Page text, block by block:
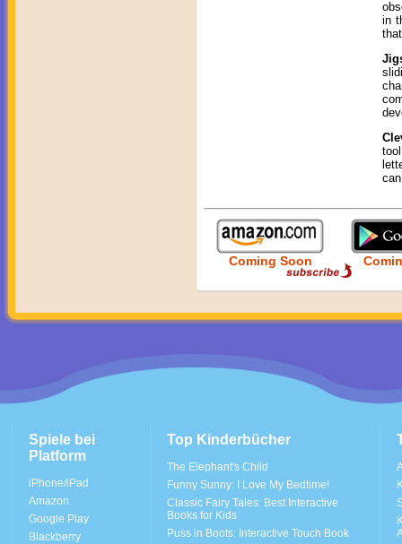
in
Coming Soon
Spiele bei
Platform
iPhone/iPad
Amazon
Google Play
Blackberry
Top Kinderbücher
The Elephant's Child
Funny Sunny: I Love My Bedtime!
Classic Fairy Tales: Best Interactive
Books for Kids
Puss in Boots: Interactive Touch Book